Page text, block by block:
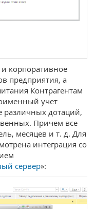
корпоративное
предприятия, а
Контрагентам
учет
различных дотаций,
Причем все
месяцев и т. д. Для
интеграция со
сервер»: